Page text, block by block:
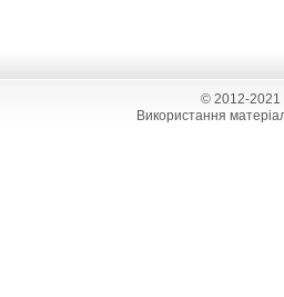
© 2012-2021
Використання